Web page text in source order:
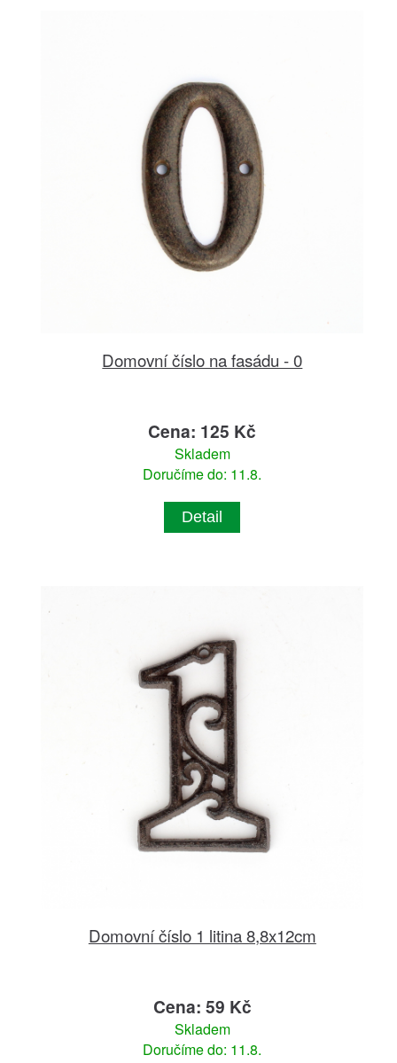
Domovní číslo na fasádu - 0
Cena: 125 Kč
Skladem
Doručíme do: 11.8.
Detail
Domovní číslo 1 litina 8,8x12cm
Cena: 59 Kč
Skladem
Doručíme do: 11.8.